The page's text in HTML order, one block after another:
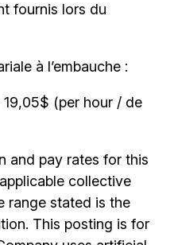
fournis lors du
à l’embauche :
(per hour / de
and pay rates for this
collective
range stated is the
This posting is for